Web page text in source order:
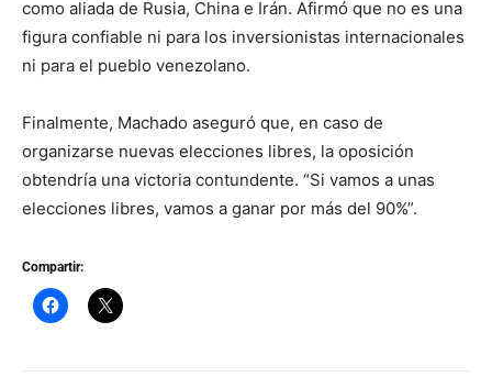
como aliada de Rusia, China e Irán. Afirmó que no es una
figura confiable ni para los inversionistas internacionales
ni para el pueblo venezolano.
Finalmente, Machado aseguró que, en caso de
organizarse nuevas elecciones libres, la oposición
obtendría una victoria contundente. “Si vamos a unas
elecciones libres, vamos a ganar por más del 90%”.
Compartir: